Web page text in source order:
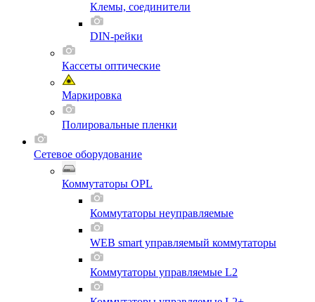
Клемы, соединители
DIN-рейки
Кассеты оптические
Маркировка
Полировальные пленки
Сетевое оборудование
Коммутаторы OPL
Коммутаторы неуправляемые
WEB smart управляемый коммутаторы
Коммутаторы управляемые L2